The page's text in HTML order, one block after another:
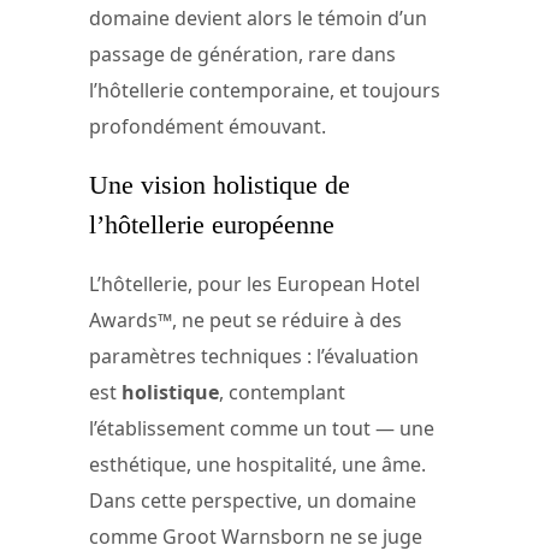
domaine devient alors le témoin d’un
passage de génération, rare dans
l’hôtellerie contemporaine, et toujours
profondément émouvant.
Une vision holistique de
l’hôtellerie européenne
L’hôtellerie, pour les European Hotel
Awards™, ne peut se réduire à des
paramètres techniques : l’évaluation
est holistique, contemplant
l’établissement comme un tout — une
esthétique, une hospitalité, une âme.
Dans cette perspective, un domaine
comme Groot Warnsborn ne se juge